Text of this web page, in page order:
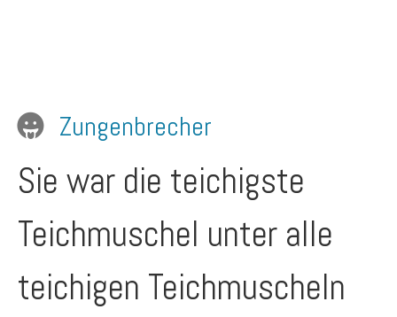
Zungenbrecher
Sie war die teichigste
Teichmuschel unter alle
teichigen Teichmuscheln